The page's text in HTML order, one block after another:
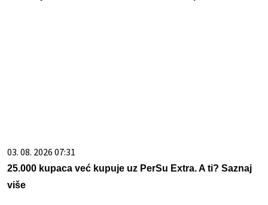
03. 08. 2026 07:31
25.000 kupaca već kupuje uz PerSu Extra. A ti? Saznaj
više